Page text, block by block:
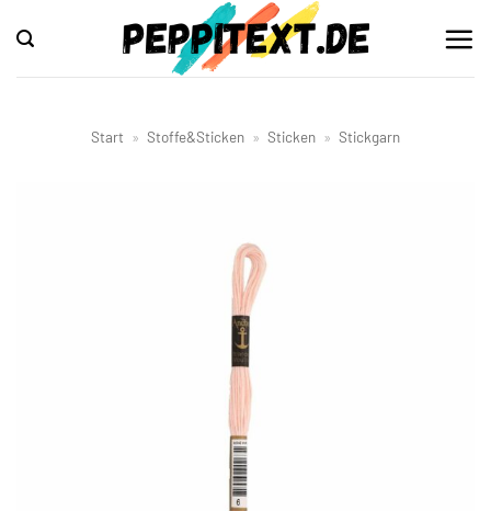
Inhalt
springen
Start » Stoffe&Sticken » Sticken » Stickgarn